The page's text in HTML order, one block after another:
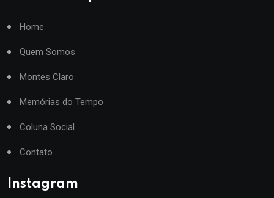
Home
Quem Somos
Montes Claro
Memórias do Tempo
Coluna Social
Contato
Instagram